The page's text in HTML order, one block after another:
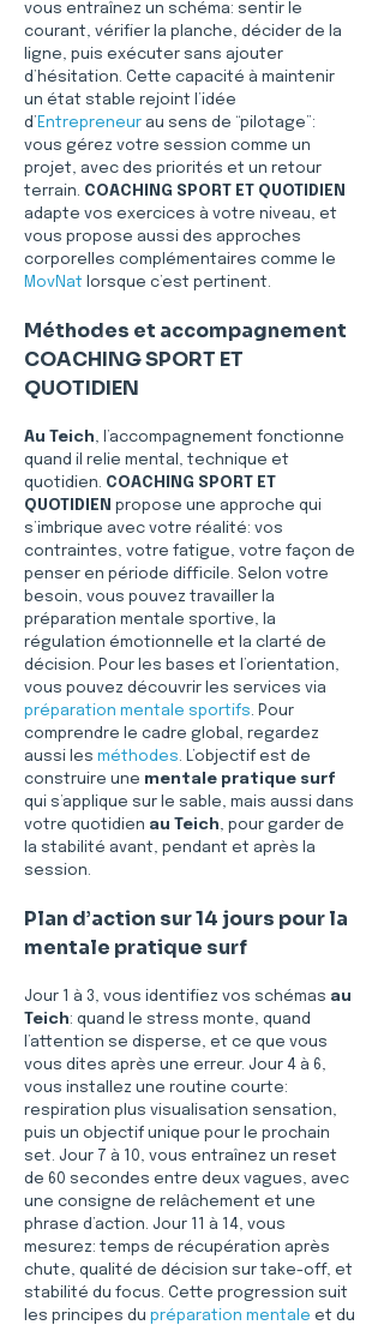
vous entraînez un schéma: sentir le
courant, vérifier la planche, décider de la
ligne, puis exécuter sans ajouter
d’hésitation. Cette capacité à maintenir
un état stable rejoint l’idée
d’ Entrepreneur au sens de “pilotage”:
vous gérez votre session comme un
projet, avec des priorités et un retour
terrain. COACHING SPORT ET QUOTIDIEN
adapte vos exercices à votre niveau, et
vous propose aussi des approches
corporelles complémentaires comme le
MovNat lorsque c’est pertinent.
Méthodes et accompagnement
COACHING SPORT ET
QUOTIDIEN
Au Teich, l’accompagnement fonctionne
quand il relie mental, technique et
quotidien. COACHING SPORT ET
QUOTIDIEN propose une approche qui
s’imbrique avec votre réalité: vos
contraintes, votre fatigue, votre façon de
penser en période difficile. Selon votre
besoin, vous pouvez travailler la
préparation mentale sportive, la
régulation émotionnelle et la clarté de
décision. Pour les bases et l’orientation,
vous pouvez découvrir les services via
préparation mentale sportifs. Pour
comprendre le cadre global, regardez
aussi les méthodes. L’objectif est de
construire une mentale pratique surf
qui s’applique sur le sable, mais aussi dans
votre quotidien au Teich, pour garder de
la stabilité avant, pendant et après la
session.
Plan d’action sur 14 jours pour la
mentale pratique surf
Jour 1 à 3, vous identifiez vos schémas au
Teich: quand le stress monte, quand
l’attention se disperse, et ce que vous
vous dites après une erreur. Jour 4 à 6,
vous installez une routine courte:
respiration plus visualisation sensation,
puis un objectif unique pour le prochain
set. Jour 7 à 10, vous entraînez un reset
de 60 secondes entre deux vagues, avec
une consigne de relâchement et une
phrase d’action. Jour 11 à 14, vous
mesurez: temps de récupération après
chute, qualité de décision sur take-off, et
stabilité du focus. Cette progression suit
les principes du préparation mentale et du